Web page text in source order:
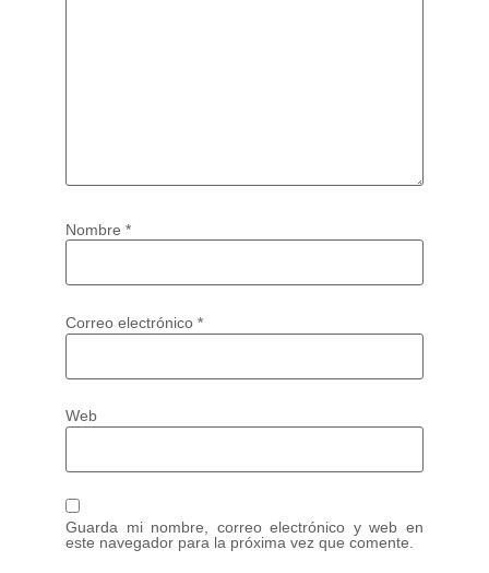
Nombre *
Correo electrónico *
Web
Guarda mi nombre, correo electrónico y web en
este navegador para la próxima vez que comente.